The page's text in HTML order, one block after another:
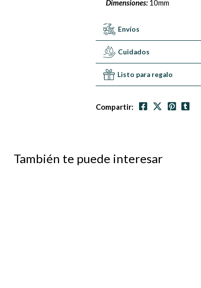
Dimensiones:10mm
Envíos
Cuidados
Listo para regalo
Compartir:
También te puede interesar